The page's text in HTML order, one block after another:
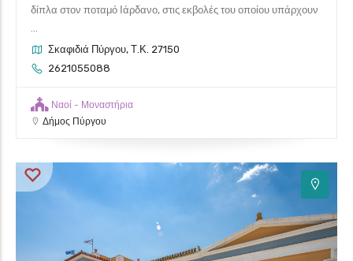
δίπλα στον ποταμό Ιάρδανο, στις εκβολές του οποίου υπάρχουν
Σκαφιδιά Πύργου, Τ.Κ. 27150
2621055088
Ναοί - Μοναστήρια
Δήμος Πύργου